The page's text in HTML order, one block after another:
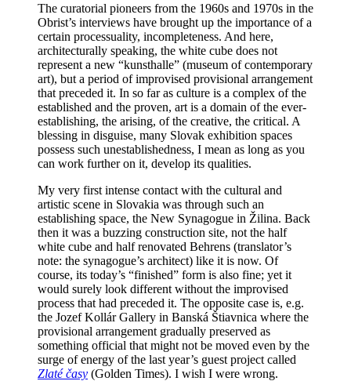
The curatorial pioneers from the 1960s and 1970s in the
Obrist’s interviews have brought up the importance of a
certain processuality, incompleteness. And here,
architecturally speaking, the white cube does not
represent a new “kunsthalle” (museum of contemporary
art), but a period of improvised provisional arrangement
that preceded it. In so far as culture is a complex of the
established and the proven, art is a domain of the ever-
establishing, the arising, of the creative, the critical. A
blessing in disguise, many Slovak exhibition spaces
possess such unestablishedness, I mean as long as you
can work further on it, develop its qualities.
My very first intense contact with the cultural and
artistic scene in Slovakia was through such an
establishing space, the New Synagogue in Žilina. Back
then it was a buzzing construction site, not the half
white cube and half renovated Behrens (translator’s
note: the synagogue’s architect) like it is now. Of
course, its today’s “finished” form is also fine; yet it
would surely look different without the improvised
process that had preceded it. The opposite case is, e.g.
the Jozef KollárGallery in Banská Štiavnica where the
provisional arrangement gradually preserved as
something official that might not be moved even by the
surge of energy of the last year’s guest project called
Zlaté časy (Golden Times). I wish I were wrong.